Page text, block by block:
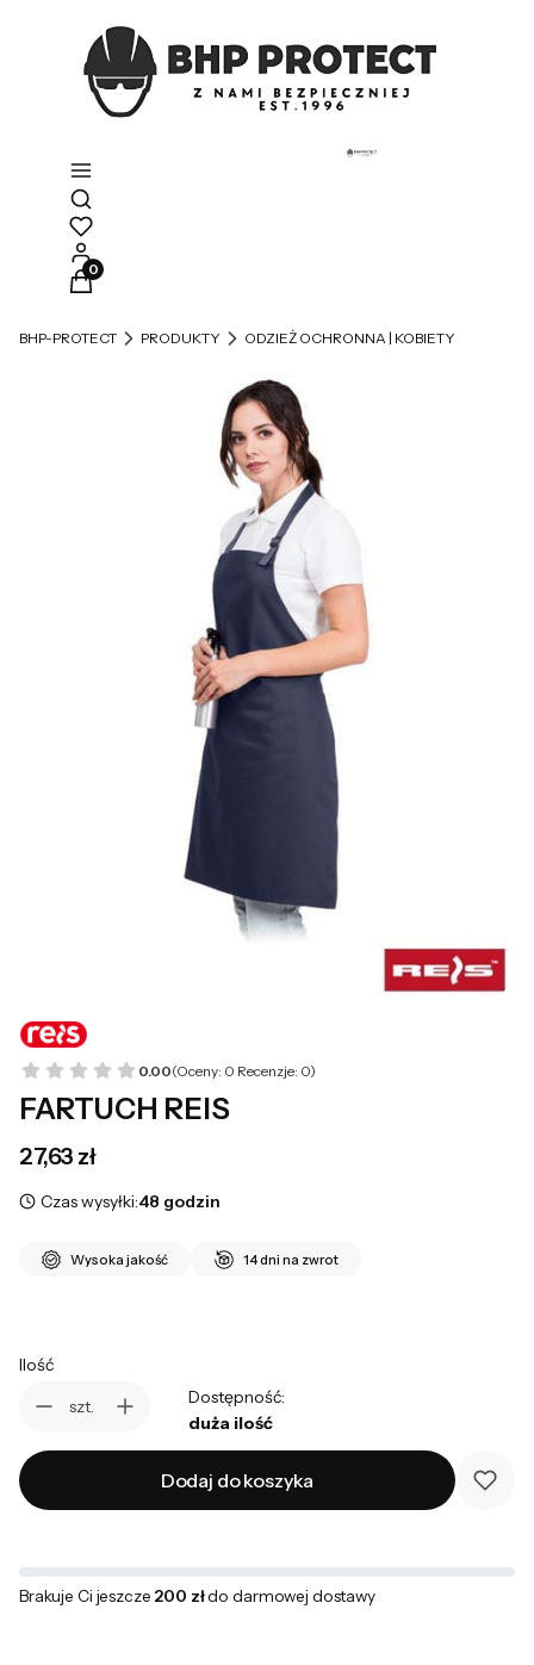
Otwórz wyszukiwarkę
Produkty w koszyku: 0. Zobacz szczegóły
BHP-PROTECT PRODUKTY ODZIEŻ OCHRONNA | KOBIETY
0.00(Oceny: 0 Recenzje: 0)
FARTUCH REIS
Cena
27,63 zł
Czas wysyłki:48 godzin
Wysoka jakość 14 dni na zwrot
Ilość
szt.
Dostępność:
duża ilość
Dodaj do koszyka
Brakuje Ci jeszcze 200 złdo darmowej dostawy